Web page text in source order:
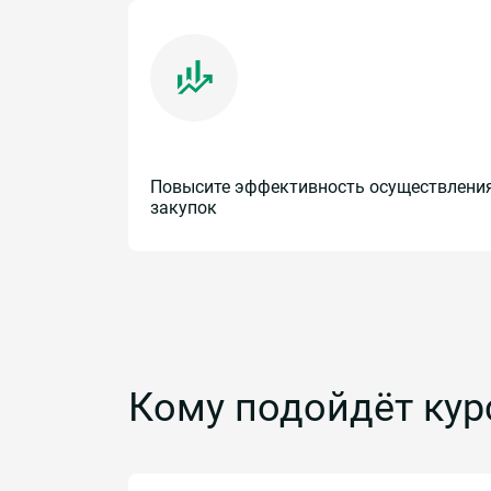
Повысите эффективность
закупок
Кому подойдёт